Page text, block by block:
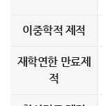
이중학적 제적
재학연한 만료제
적